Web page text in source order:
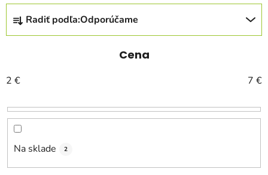
R
a
d
n
i
e
p
o
d
Radiť podľa:Odporúčame
Cena
2 € 7 €
Na sklade 2